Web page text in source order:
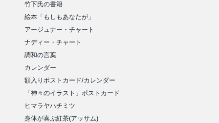
竹下氏の書籍
絵本「もしもあなたが」
アージュナー・チャート
ナディー・チャート
調和の言葉
カレンダー
額入りポストカード/カレンダー
「神々のイラスト」ポストカード
ヒマラヤハチミツ
身体が喜ぶ紅茶(アッサム)